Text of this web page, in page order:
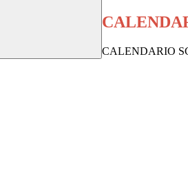
CALENDARIO